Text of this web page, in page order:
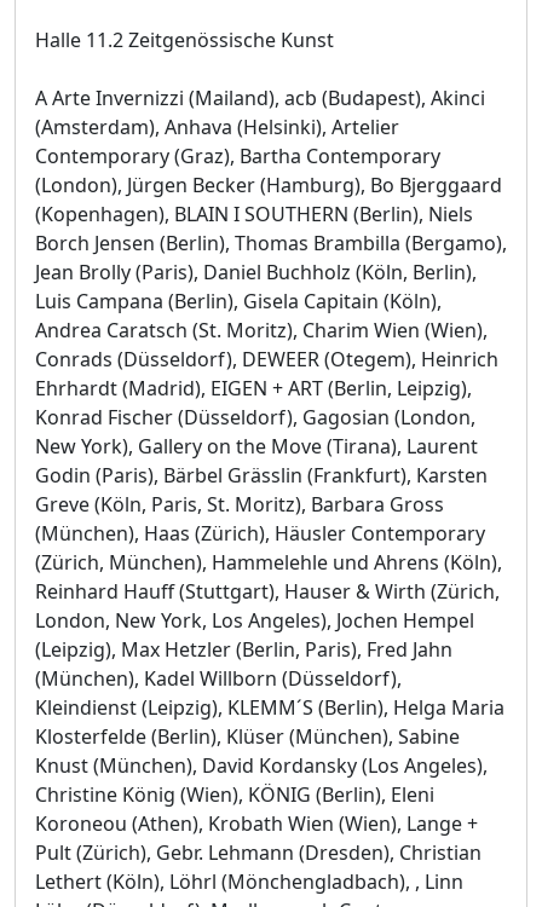
Halle 11.2 Zeitgenössische Kunst
A Arte Invernizzi (Mailand), acb (Budapest), Akinci
(Amsterdam), Anhava (Helsinki), Artelier
Contemporary (Graz), Bartha Contemporary
(London), Jürgen Becker (Hamburg), Bo Bjerggaard
(Kopenhagen), BLAIN I SOUTHERN (Berlin), Niels
Borch Jensen (Berlin), Thomas Brambilla (Bergamo),
Jean Brolly (Paris), Daniel Buchholz (Köln, Berlin),
Luis Campana (Berlin), Gisela Capitain (Köln),
Andrea Caratsch (St. Moritz), Charim Wien (Wien),
Conrads (Düsseldorf), DEWEER (Otegem), Heinrich
Ehrhardt (Madrid), EIGEN + ART (Berlin, Leipzig),
Konrad Fischer (Düsseldorf), Gagosian (London,
New York), Gallery on the Move (Tirana), Laurent
Godin (Paris), Bärbel Grässlin (Frankfurt), Karsten
Greve (Köln, Paris, St. Moritz), Barbara Gross
(München), Haas (Zürich), Häusler Contemporary
(Zürich, München), Hammelehle und Ahrens (Köln),
Reinhard Hauff (Stuttgart), Hauser & Wirth (Zürich,
London, New York, Los Angeles), Jochen Hempel
(Leipzig), Max Hetzler (Berlin, Paris), Fred Jahn
(München), Kadel Willborn (Düsseldorf),
Kleindienst (Leipzig), KLEMM´S (Berlin), Helga Maria
Klosterfelde (Berlin), Klüser (München), Sabine
Knust (München), David Kordansky (Los Angeles),
Christine König (Wien), KÖNIG (Berlin), Eleni
Koroneou (Athen), Krobath Wien (Wien), Lange +
Pult (Zürich), Gebr. Lehmann (Dresden), Christian
Lethert (Köln), Löhrl (Mönchengladbach), , Linn